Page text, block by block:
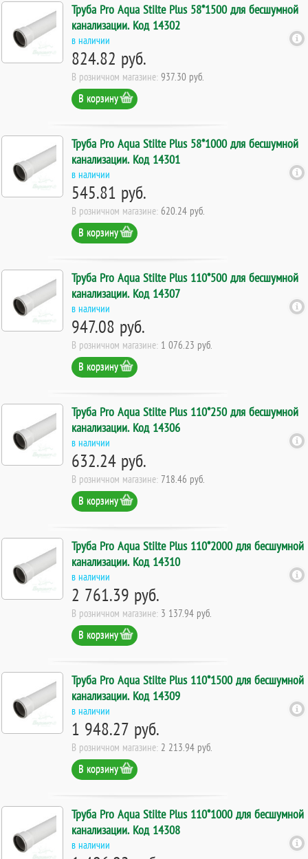
Труба Pro Aqua Stilte Plus 58*1500 для бесшумной
канализации. Код 14302
в наличии
824.82 руб.
В розничном магазине: 937.30 руб.
В корзину
Труба Pro Aqua Stilte Plus 58*1000 для бесшумной
канализации. Код 14301
в наличии
545.81 руб.
В розничном магазине: 620.24 руб.
В корзину
Труба Pro Aqua Stilte Plus 110*500 для бесшумной
канализации. Код 14307
в наличии
947.08 руб.
В розничном магазине: 1 076.23 руб.
В корзину
Труба Pro Aqua Stilte Plus 110*250 для бесшумной
канализации. Код 14306
в наличии
632.24 руб.
В розничном магазине: 718.46 руб.
В корзину
Труба Pro Aqua Stilte Plus 110*2000 для бесшумной
канализации. Код 14310
в наличии
2 761.39 руб.
В розничном магазине: 3 137.94 руб.
В корзину
Труба Pro Aqua Stilte Plus 110*1500 для бесшумной
канализации. Код 14309
в наличии
1 948.27 руб.
В розничном магазине: 2 213.94 руб.
В корзину
Труба Pro Aqua Stilte Plus 110*1000 для бесшумной
канализации. Код 14308
в наличии